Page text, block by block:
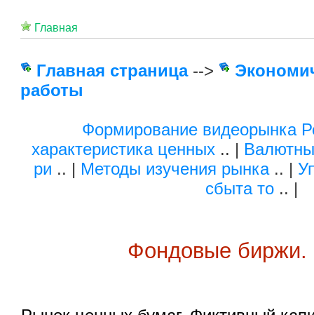
Главная
Главная страница-->
работы
Формирование видеорынка
характеристика ценных .. |
ри .. | Методы изучения рынка.. |
сбыта то .. |
Фондовые биржи.